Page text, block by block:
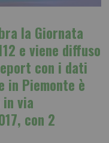
la Giornata
e viene diffuso
con i dati
in Piemonte è
via
con 2